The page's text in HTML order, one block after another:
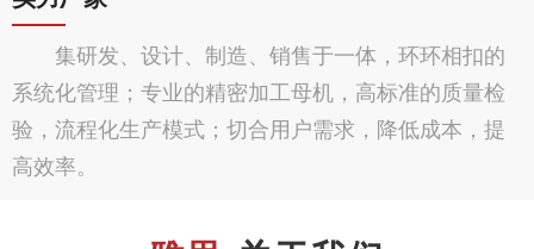
集研发、设计、制造、销售于一体，环环相扣的
系统化管理；专业的精密加工母机，高标准的质量检
验，流程化生产模式；切合用户需求，降低成本，提
高效率。